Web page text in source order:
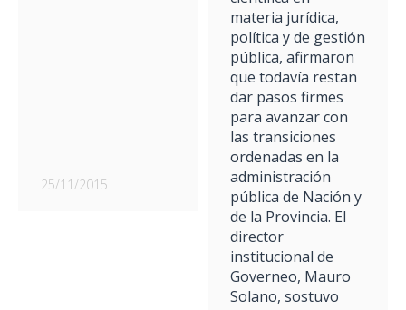
25/11/2015
materia jurídica,
política y de gestión
pública, afirmaron
que todavía restan
dar pasos firmes
para avanzar con
las transiciones
ordenadas en la
administración
pública de Nación y
de la Provincia. El
director
institucional de
Governeo, Mauro
Solano, sostuvo